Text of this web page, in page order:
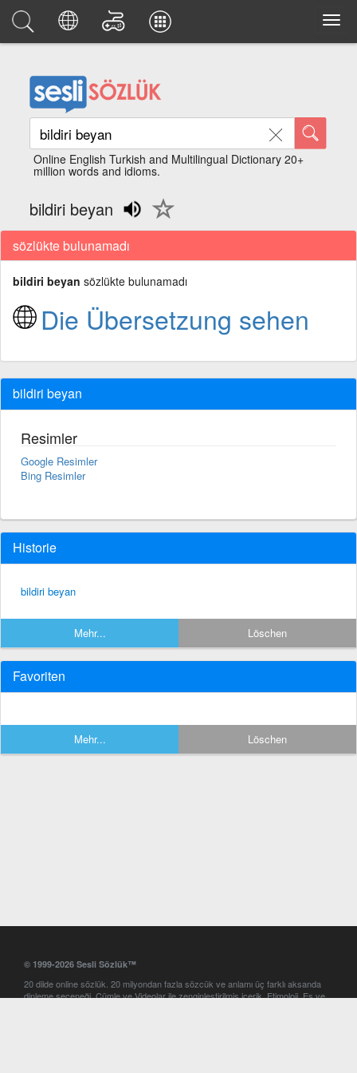
Online English Turkish and Multilingual Dictionary 20+
million words and idioms.
bildiri beyan
sözlükte bulunamadı
bildiri beyan sözlükte bulunamadı
Die Übersetzung sehen
bildiri beyan
Resimler
Google Resimler
Bing Resimler
Historie
bildiri beyan
Mehr... Löschen
Favoriten
Mehr... Löschen
© 1999-2026 Sesli Sözlük™
20 dilde online sözlük. 20 milyondan fazla sözcük ve anlamı üç farklı aksanda
dinleme seçeneği. Cümle ve Videolar ile zenginleştirilmiş içerik. Etimoloji, Eş ve